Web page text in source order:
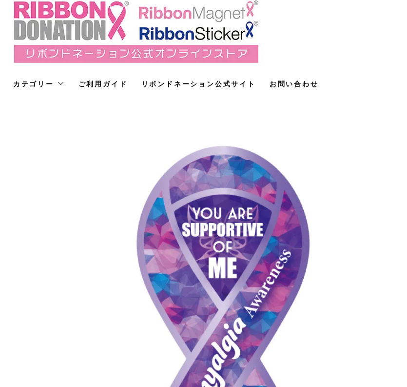
カテゴリー ご利用ガイド リボンドネーション公式サイト お問い合わせ